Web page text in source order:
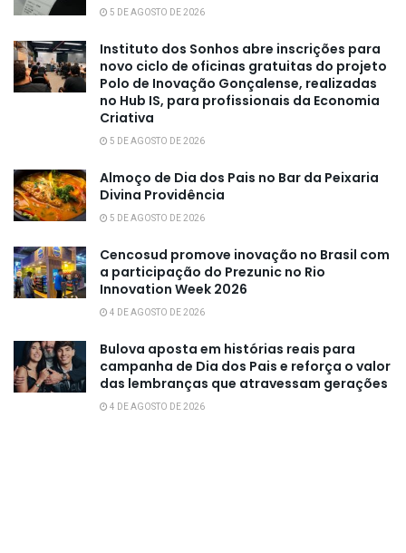
5 DE AGOSTO DE 2026
Instituto dos Sonhos abre inscrições para
novo ciclo de oficinas gratuitas do projeto
Polo de Inovação Gonçalense, realizadas
no Hub IS, para profissionais da Economia
Criativa
5 DE AGOSTO DE 2026
Almoço de Dia dos Pais no Bar da Peixaria
Divina Providência
5 DE AGOSTO DE 2026
Cencosud promove inovação no Brasil com
a participação do Prezunic no Rio
Innovation Week 2026
4 DE AGOSTO DE 2026
Bulova aposta em histórias reais para
campanha de Dia dos Pais e reforça o valor
das lembranças que atravessam gerações
4 DE AGOSTO DE 2026